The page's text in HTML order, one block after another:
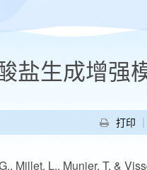
盐生成增强
打印 ｜
Millet, L., Munier, T. &